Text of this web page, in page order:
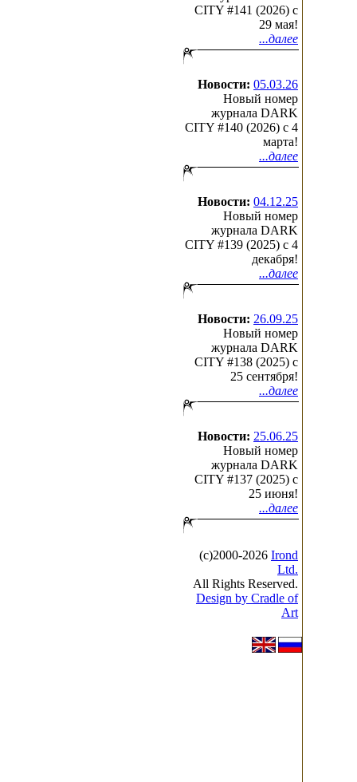
CITY #141 (2026) c
29 мая!
...далее
Новости: 05.03.26
Новый номер
журнала DARK
CITY #140 (2026) c 4
марта!
...далее
Новости: 04.12.25
Новый номер
журнала DARK
CITY #139 (2025) c 4
декабря!
...далее
Новости: 26.09.25
Новый номер
журнала DARK
CITY #138 (2025) c
25 сентября!
...далее
Новости: 25.06.25
Новый номер
журнала DARK
CITY #137 (2025) c
25 июня!
...далее
(с)2000-2026 Irond
Ltd.
All Rights Reserved.
Design by Cradle of
Art